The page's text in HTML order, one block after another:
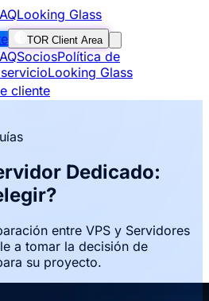
Looking Glass
TOR Client Area
SociosPolítica de
Looking Glass
cliente
Dedicado:
entre VPS y Servidores
a tomar la decisión de
su proyecto.